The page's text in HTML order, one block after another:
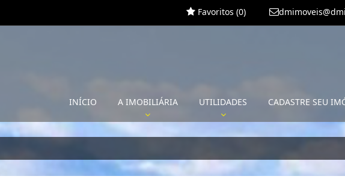
Favoritos (0)
INÍCIO A IMOBILIÁRIA UTILIDADES CADASTRE SEU